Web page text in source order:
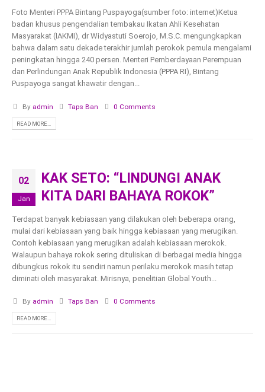
Foto Menteri PPPA Bintang Puspayoga(sumber foto: internet)Ketua
badan khusus pengendalian tembakau Ikatan Ahli Kesehatan
Masyarakat (IAKMI), dr Widyastuti Soerojo, M.S.C. mengungkapkan
bahwa dalam satu dekade terakhir jumlah perokok pemula mengalami
peningkatan hingga 240 persen. Menteri Pemberdayaan Perempuan
dan Perlindungan Anak Republik Indonesia (PPPA RI), Bintang
Puspayoga sangat khawatir dengan...
By admin Taps Ban 0 Comments
READ MORE...
02
Jan
KAK SETO: “LINDUNGI ANAK
KITA DARI BAHAYA ROKOK”
Terdapat banyak kebiasaan yang dilakukan oleh beberapa orang,
mulai dari kebiasaan yang baik hingga kebiasaan yang merugikan.
Contoh kebiasaan yang merugikan adalah kebiasaan merokok.
Walaupun bahaya rokok sering dituliskan di berbagai media hingga
dibungkus rokok itu sendiri namun perilaku merokok masih tetap
diminati oleh masyarakat. Mirisnya, penelitian Global Youth...
By admin Taps Ban 0 Comments
READ MORE...